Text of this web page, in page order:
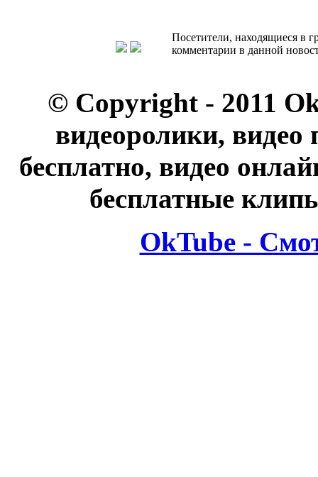
Посетители, находящиеся в
комментарии в данной
© Copyright - 2011
видеоролики, видео
бесплатно, видео
бесплатные
OkTube -